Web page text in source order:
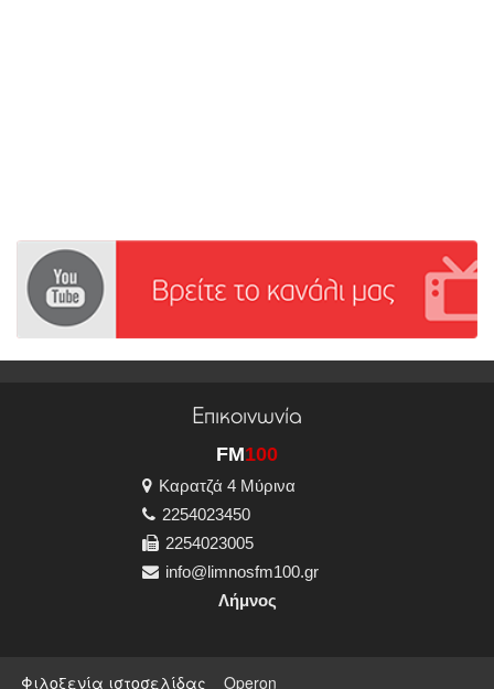
Επικοινωνία
FM100
Καρατζά 4 Μύρινα
2254023450
2254023005
info@limnosfm100.gr
Λήμνος
Φιλοξενία ιστοσελίδας Operon